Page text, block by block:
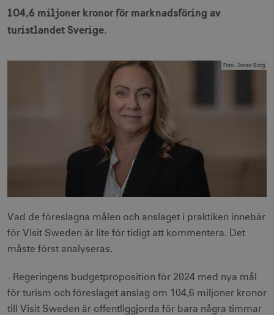
104,6 miljoner kronor för marknadsföring av
turistlandet Sverige.
Foto: Jonas Borg
Vad de föreslagna målen och anslaget i praktiken innebär
för Visit Sweden är lite för tidigt att kommentera. Det
måste först analyseras.
- Regeringens budgetproposition för 2024 med nya mål
för turism och föreslaget anslag om 104,6 miljoner kronor
till Visit Sweden är offentliggjorda för bara några timmar